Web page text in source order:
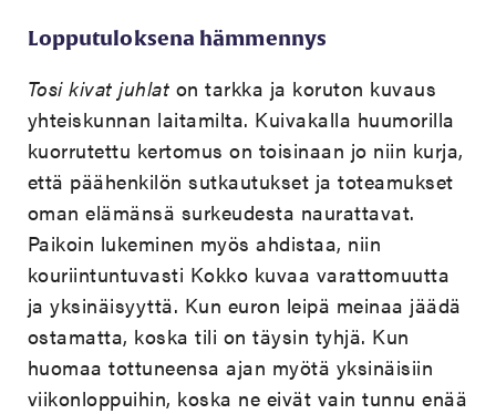
Lopputuloksena hämmennys
Tosi kivat juhlat on tarkka ja koruton kuvaus
yhteiskunnan laitamilta. Kuivakalla huumorilla
kuorrutettu kertomus on toisinaan jo niin kurja,
että päähenkilön sutkautukset ja toteamukset
oman elämänsä surkeudesta naurattavat.
Paikoin lukeminen myös ahdistaa, niin
kouriintuntuvasti Kokko kuvaa varattomuutta
ja yksinäisyyttä. Kun euron leipä meinaa jäädä
ostamatta, koska tili on täysin tyhjä. Kun
huomaa tottuneensa ajan myötä yksinäisiin
viikonloppuihin, koska ne eivät vain tunnu enää